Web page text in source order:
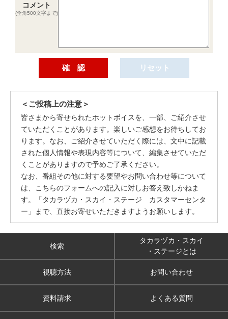
コメント
(全角500文字まで)
＜ご投稿上の注意＞
皆さまから寄せられたホットボイスを、一部、ご紹介させ
ていただくことがあります。楽しいご感想をお待ちしてお
ります。なお、ご紹介させていただく際には、文中に記載
された個人情報や表現内容等について、編集させていただ
くことがありますので予めご了承ください。
なお、番組その他に対する要望やお問い合わせ等について
は、こちらのフォームへの記入に対しお答え致しかねま
す。「タカラヅカ・スカイ・ステージ カスタマーセンタ
ー」まで、直接お寄せいただきますようお願いします。
検索
タカラヅカ・スカイ
・ステージとは
視聴方法 お問い合わせ
資料請求 よくある質問